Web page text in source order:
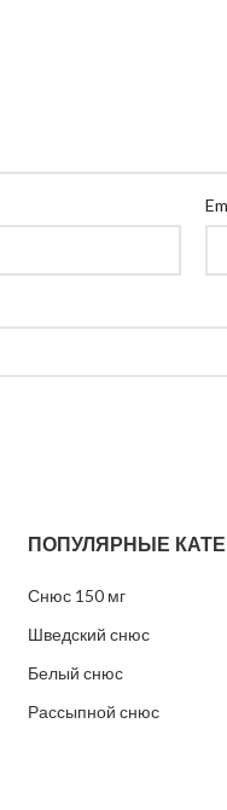
ПОПУЛЯРНЫЕ
Снюс 150 мг
Шведский снюс
Белый снюс
Рассыпной снюс